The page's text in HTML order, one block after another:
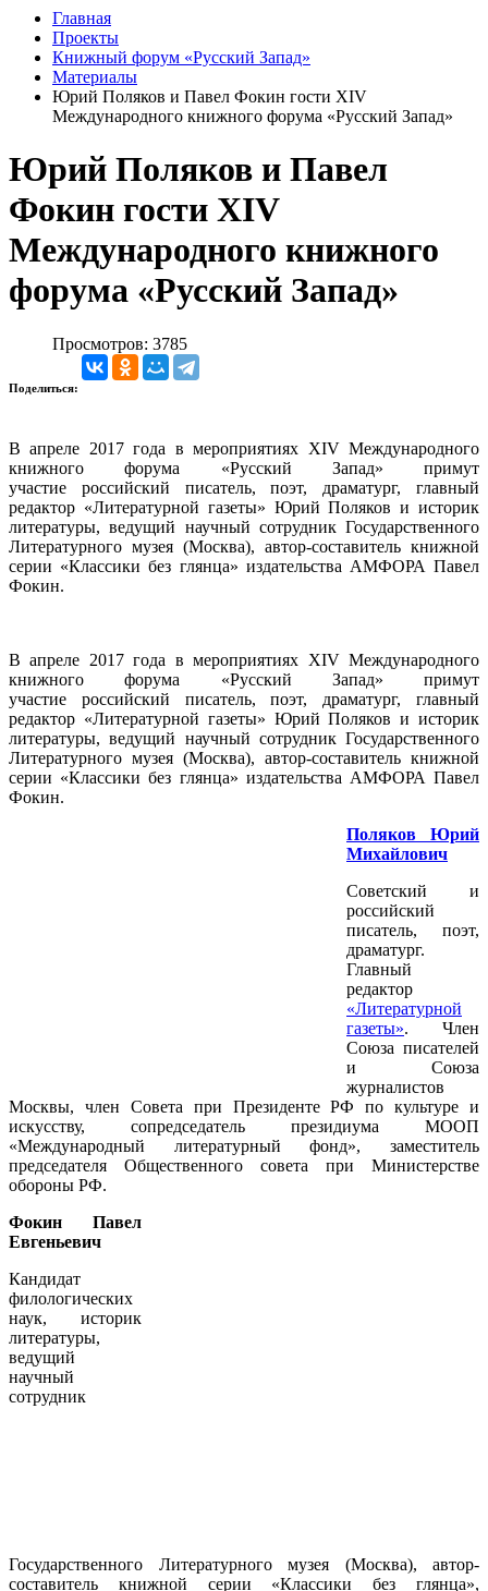
Главная
Проекты
Книжный форум «Русский Запад»
Материалы
Юрий Поляков и Павел Фокин гости XIV
Международного книжного форума «Русский Запад»
Юрий Поляков и Павел
Фокин гости XIV
Международного книжного
форума «Русский Запад»
Просмотров: 3785
Поделиться:
В апреле 2017 года в мероприятиях XIV Международного
книжного форума «Русский Запад» примут
участие российский писатель, поэт, драматург, главный
редактор «Литературной газеты» Юрий Поляков и историк
литературы, ведущий научный сотрудник Государственного
Литературного музея (Москва), автор-составитель книжной
серии «Классики без глянца» издательства АМФОРА Павел
Фокин.
В апреле 2017 года в мероприятиях XIV Международного
книжного форума «Русский Запад» примут
участие российский писатель, поэт, драматург, главный
редактор «Литературной газеты» Юрий Поляков и историк
литературы, ведущий научный сотрудник Государственного
Литературного музея (Москва), автор-составитель книжной
серии «Классики без глянца» издательства АМФОРА Павел
Фокин.
Поляков Юрий
Михайлович
Советский и
российский
писатель, поэт,
драматург.
Главный
редактор
«Литературной
газеты». Член
Союза писателей
и Союза
журналистов
Москвы, член Совета при Президенте РФ по культуре и
искусству, сопредседатель президиума МООП
«Международный литературный фонд», заместитель
председателя Общественного совета при Министерстве
обороны РФ.
Фокин Павел
Евгеньевич
Кандидат
филологических
наук, историк
литературы,
ведущий
научный
сотрудник
Государственного Литературного музея (Москва), автор-
составитель книжной серии «Классики без глянца»,